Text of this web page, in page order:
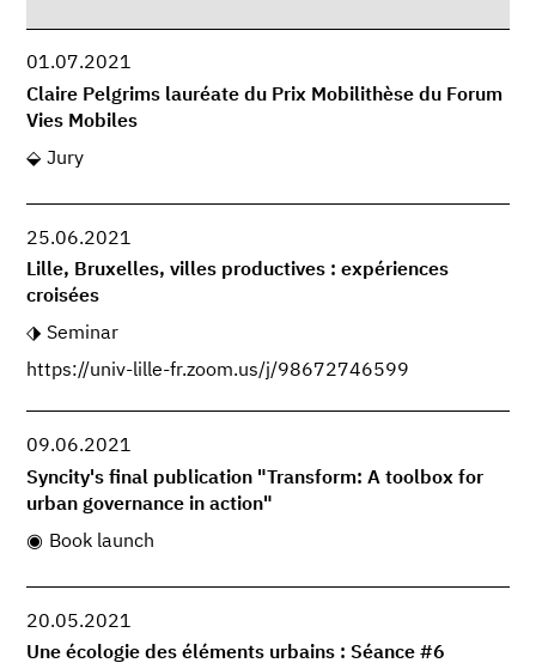
01.07.2021
Claire Pelgrims lauréate du Prix Mobilithèse du Forum
Vies Mobiles
Jury
25.06.2021
Lille, Bruxelles, villes productives : expériences
croisées
Seminar
https://univ-lille-fr.zoom.us/j/98672746599
09.06.2021
Syncity's final publication "Transform: A toolbox for
urban governance in action"
Book launch
20.05.2021
Une écologie des éléments urbains : Séance #6